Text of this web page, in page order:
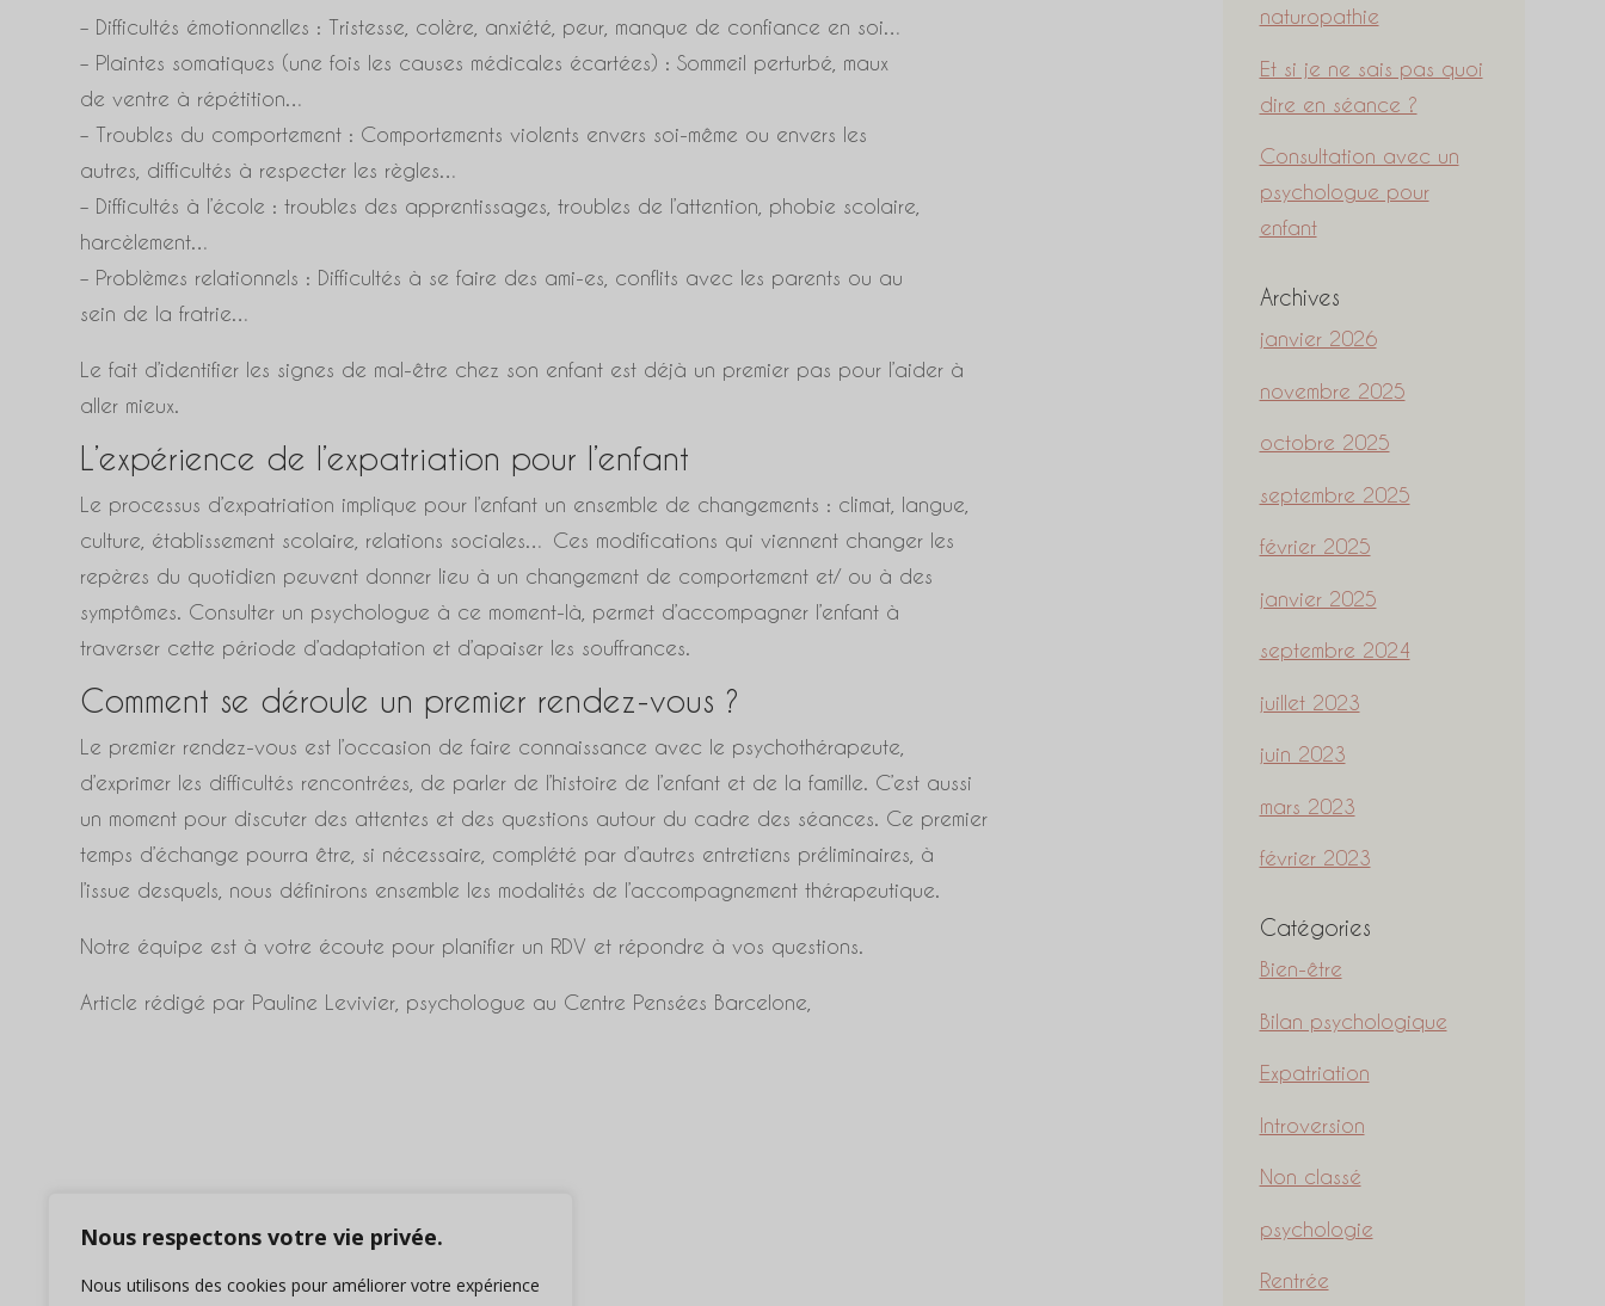
Nous respectons votre vie privée.
Nous utilisons des cookies pour améliorer votre expérience
– Difficultés émotionnelles : Tristesse, colère, anxiété, peur, manque de confiance en soi…
– Plaintes somatiques (une fois les causes médicales écartées) : Sommeil perturbé, maux
de ventre à répétition…
– Troubles du comportement : Comportements violents envers soi-même ou envers les
autres, difficultés à respecter les règles…
– Difficultés à l’école : troubles des apprentissages, troubles de l’attention, phobie scolaire,
harcèlement…
– Problèmes relationnels : Difficultés à se faire des ami-es, conflits avec les parents ou au
sein de la fratrie…
Le fait d’identifier les signes de mal-être chez son enfant est déjà un premier pas pour l’aider à
aller mieux.
L’expérience de l’expatriation pour l’enfant
Le processus d’expatriation implique pour l’enfant un ensemble de changements : climat, langue,
culture, établissement scolaire, relations sociales… Ces modifications qui viennent changer les
repères du quotidien peuvent donner lieu à un changement de comportement et/ ou à des
symptômes. Consulter un psychologue à ce moment-là, permet d’accompagner l’enfant à
traverser cette période d’adaptation et d’apaiser les souffrances.
Comment se déroule un premier rendez-vous ?
Le premier rendez-vous est l’occasion de faire connaissance avec le psychothérapeute,
d’exprimer les difficultés rencontrées, de parler de l’histoire de l’enfant et de la famille. C’est aussi
un moment pour discuter des attentes et des questions autour du cadre des séances. Ce premier
temps d’échange pourra être, si nécessaire, complété par d’autres entretiens préliminaires, à
l’issue desquels, nous définirons ensemble les modalités de l’accompagnement thérapeutique.
Notre équipe est à votre écoute pour planifier un RDV et répondre à vos questions.
Article rédigé par Pauline Levivier, psychologue au Centre Pensées Barcelone,
naturopathie
Et si je ne sais pas quoi
dire en séance ?
Consultation avec un
psychologue pour
enfant
Archives
janvier 2026
novembre 2025
octobre 2025
septembre 2025
février 2025
janvier 2025
septembre 2024
juillet 2023
juin 2023
mars 2023
février 2023
Catégories
Bien-être
Bilan psychologique
Expatriation
Introversion
Non classé
psychologie
Rentrée